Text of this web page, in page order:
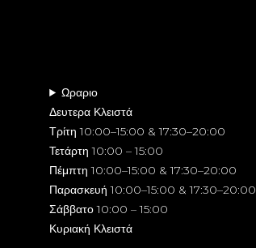
Ωραριο
Δευτερα Κλειστά
Τρίτη 10:00–15:00 & 17:30–20:00
Τετάρτη 10:00 – 15:00
Πέμπτη 10:00–15:00 & 17:30–20:00
Παρασκευή 10:00–15:00 & 17:30–20:00
Σάββατο 10:00 – 15:00
Κυριακή Κλειστά